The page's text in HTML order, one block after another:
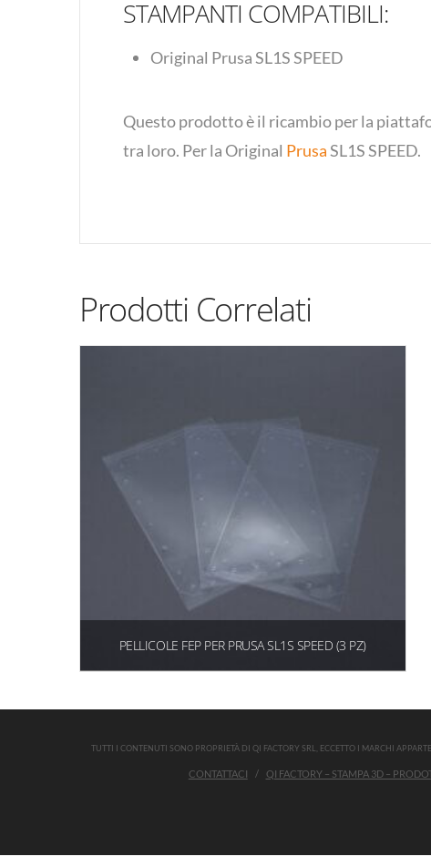
STAMPANTI COMPATIBILI:
Original Prusa SL1S SPEED
Questo prodotto è il ricambio per la
tra loro. Per la Original PrusaSL1S SPEED.
Prodotti Correlati
PELLICOLE FEP PER PRUSA SL1S SPEED (3 PZ)
TUTTI I CONTENUTI SONO PROPRIETÀ DI QI FACTORY SRL, ECCETTO I MARCHI
CONTATTACI QI FACTORY – STAMPA 3D –